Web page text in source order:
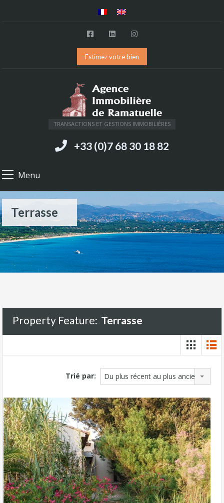
Estimez votre bien
TRANSACTIONS ET GESTIONS IMMOBILIÈRES
+33 (0)7 68 30 18 82
Menu
Terrasse
Property Feature: Terrasse
Trié par: Du plus récent au plus ancien